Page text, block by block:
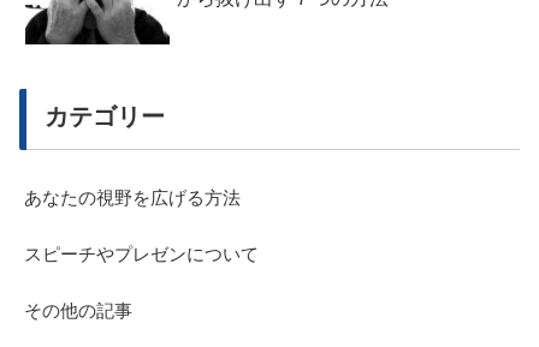
カテゴリー
あなたの視野を広げる方法
スピーチやプレゼンについて
その他の記事